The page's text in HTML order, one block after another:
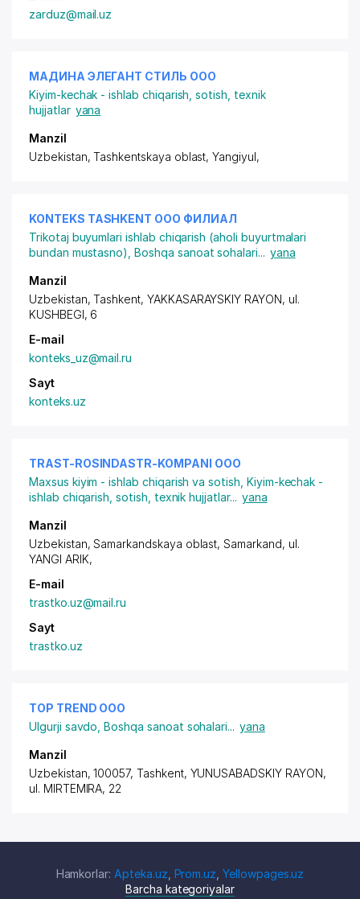
zarduz@mail.uz
МАДИНА ЭЛЕГАНТ СТИЛЬ ООО
Kiyim-kechak - ishlab chiqarish, sotish, texnik
hujjatlar yana
Manzil
Uzbekistan, Tashkentskaya oblast, Yangiyul,
KONTEKS TASHKENT ООО ФИЛИАЛ
Trikotaj buyumlari ishlab chiqarish (aholi buyurtmalari
bundan mustasno) ,Boshqa sanoat sohalari... yana
Manzil
Uzbekistan, Tashkent, YAKKASARAYSKIY RAYON, ul.
KUSHBEGI, 6
E-mail
konteks_uz@mail.ru
Sayt
konteks.uz
TRAST-ROSINDASTR-KOMPANI ООО
Maxsus kiyim - ishlab chiqarish va sotish Kiyim-kechak -
ishlab chiqarish, sotish, texnik hujjatlar... yana
Manzil
Uzbekistan, Samarkandskaya oblast, Samarkand, ul.
YANGI ARIK,
E-mail
trastko.uz@mail.ru
Sayt
trastko.uz
TOP TREND ООО
Ulgurji savdo ,Boshqa sanoat sohalari... yana
Manzil
Uzbekistan, 100057, Tashkent, YUNUSABADSKIY RAYON,
ul. MIRTEMIRA, 22
Hamkorlar: Apteka.uz Prom.uz ,Yellowpages.uz
Barcha kategoriyalar